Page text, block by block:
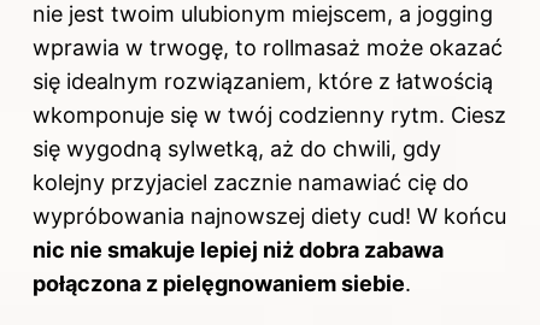
nie jest twoim ulubionym miejscem, a jogging
wprawia w trwogę, to rollmasaż może okazać
się idealnym rozwiązaniem, które z łatwością
wkomponuje się w twój codzienny rytm. Ciesz
się wygodną sylwetką, aż do chwili, gdy
kolejny przyjaciel zacznie namawiać cię do
wypróbowania najnowszej diety cud! W końcu
nic nie smakuje lepiej niż dobra zabawa
połączona z pielęgnowaniem siebie.